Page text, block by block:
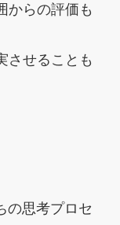
からの評価も
させることも
の思考プロセ